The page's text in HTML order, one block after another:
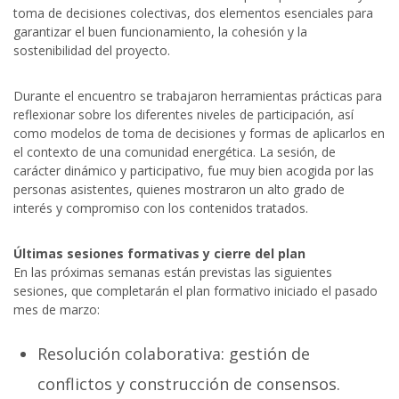
toma de decisiones colectivas, dos elementos esenciales para
garantizar el buen funcionamiento, la cohesión y la
sostenibilidad del proyecto.
Durante el encuentro se trabajaron herramientas prácticas para
reflexionar sobre los diferentes niveles de participación, así
como modelos de toma de decisiones y formas de aplicarlos en
el contexto de una comunidad energética. La sesión, de
carácter dinámico y participativo, fue muy bien acogida por las
personas asistentes, quienes mostraron un alto grado de
interés y compromiso con los contenidos tratados.
Últimas sesiones formativas y cierre del plan
En las próximas semanas están previstas las siguientes
sesiones, que completarán el plan formativo iniciado el pasado
mes de marzo:
Resolución colaborativa: gestión de
conflictos y construcción de consensos.